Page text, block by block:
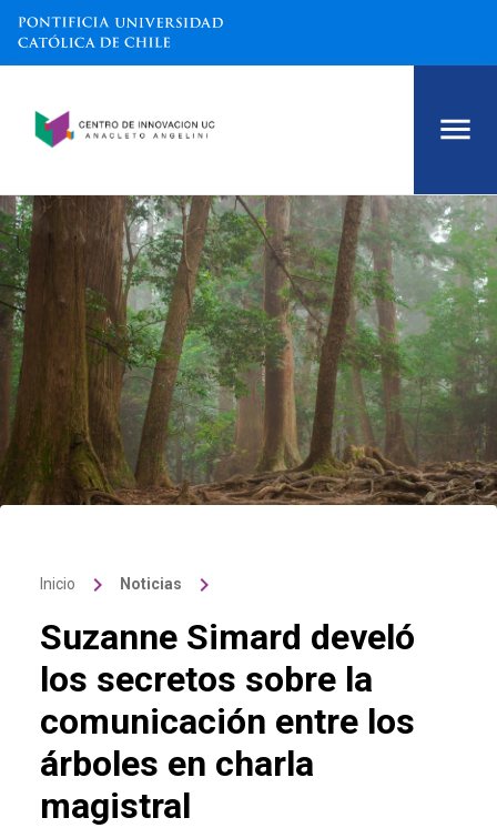
Inicio keyboard_arrow_right Noticias keyboard_arrow_right
Suzanne Simard develó
los secretos sobre la
comunicación entre los
árboles en charla
magistral